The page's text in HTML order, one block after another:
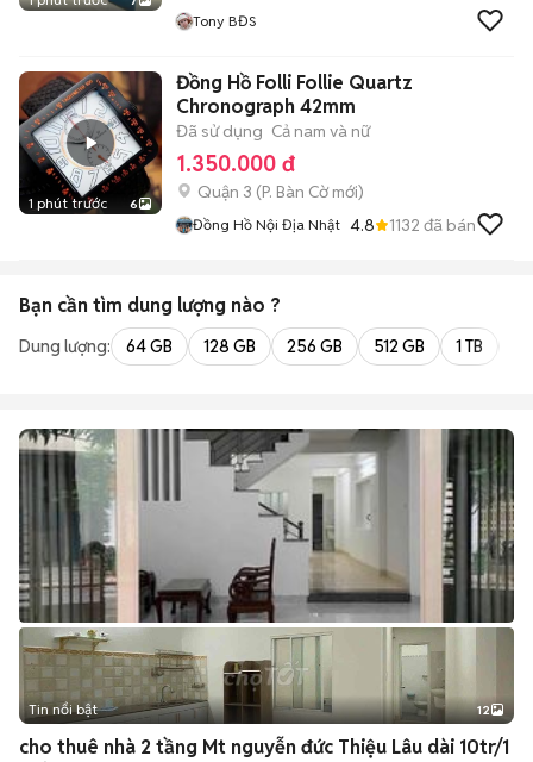
Tony BĐS
1 phút trước 6
Đồng Hồ Folli Follie Quartz
Chronograph 42mm
Đã sử dụng Cả nam và nữ
1.350.000 đ
Quận 3 (P. Bàn Cờmới)
Đồng Hồ Nội Địa Nhật 4.8 1132 đã bán
Bạn cần tìm dung lượng nào ?
Dung lượng: 64 GB 128 GB 256 GB 512 GB 1 TB
+2
Tin nổi bật 12
cho thuê nhà 2 tầng Mt nguyễn đức Thiệu Lâu dài 10tr/1